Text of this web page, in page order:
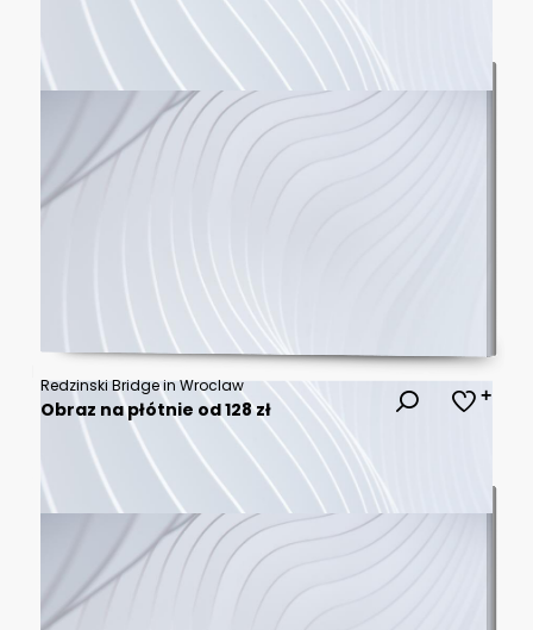
Redzinski Bridge in Wroclaw
Obraz na płótnie od 128 zł